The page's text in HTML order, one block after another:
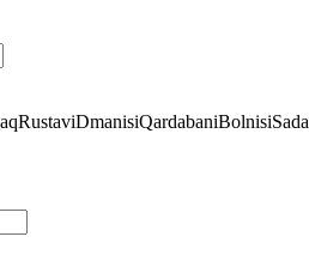
RustaviDmanisiQardabaniBolnisi